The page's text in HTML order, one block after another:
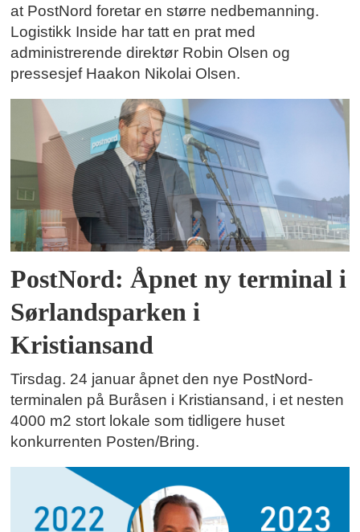
at PostNord foretar en større nedbemanning.
Logistikk Inside har tatt en prat med
administrerende direktør Robin Olsen og
pressesjef Haakon Nikolai Olsen.
PostNord: Åpnet ny terminal i
Sørlandsparken i
Kristiansand
Tirsdag. 24 januar åpnet den nye PostNord-
terminalen på Buråsen i Kristiansand, i et nesten
4000 m2 stort lokale som tidligere huset
konkurrenten Posten/Bring.